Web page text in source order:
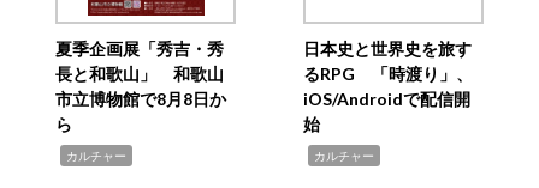
夏季企画展「秀吉・秀
長と和歌山」 和歌山
市立博物館で8月8日か
ら
カルチャー
日本史と世界史を旅す
るRPG 「時渡り」、
iOS/Androidで配信開
始
カルチャー